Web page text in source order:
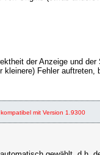
der Anzeige und
Fehler auftreten,
kompatibel mit Version 1.9300